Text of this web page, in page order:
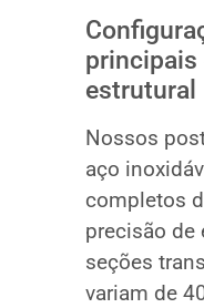
principais
estrutural
Nossos
aço
completos
precisão de
seções
variam de